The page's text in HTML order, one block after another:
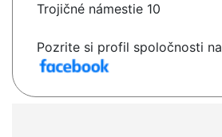
Trojičné námestie 10
Pozrite si profil spoločnosti na